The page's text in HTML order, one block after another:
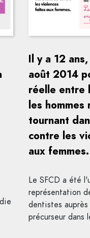
Il y a 12
août 2014
réelle entre
les hommes
tournant
contre les
aux femmes.
Le SFCD a été
représentation
dentistes
précurseur dans